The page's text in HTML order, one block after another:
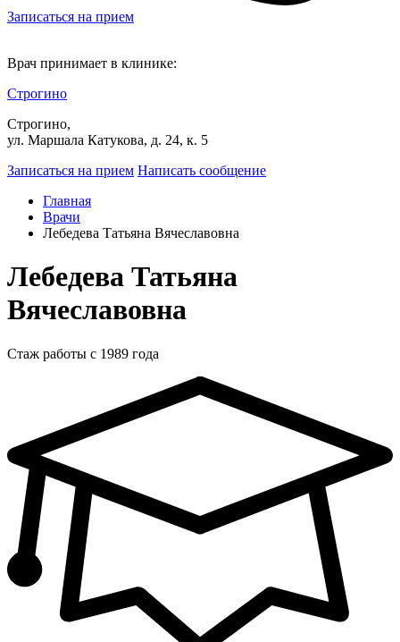
Записаться на прием
Врач принимает в клинике:
Строгино
Строгино,
ул. Маршала Катукова, д. 24, к. 5
Записаться на прием Написать сообщение
Главная
Врачи
Лебедева Татьяна Вячеславовна
Лебедева Татьяна
Вячеславовна
Стаж работы с 1989 года